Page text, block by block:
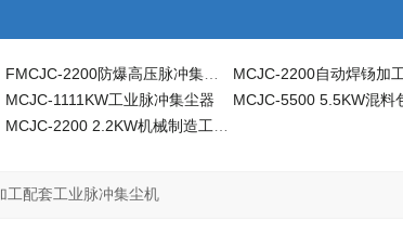
MCJC-1111KW工业脉冲集尘器